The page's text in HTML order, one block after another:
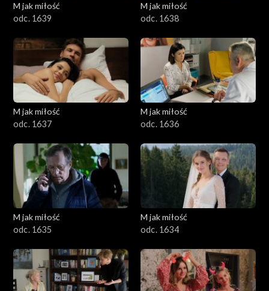
M jak miłość
odc. 1639
M jak miłość
odc. 1638
M jak miłość
odc. 1637
M jak miłość
odc. 1636
M jak miłość
odc. 1635
M jak miłość
odc. 1634